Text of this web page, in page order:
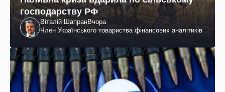
господарству РФ
Віталій ШапранВчора
Член Українського товариства фінансових аналітиків